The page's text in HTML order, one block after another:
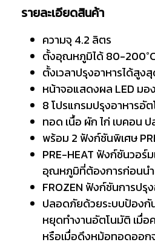
รายละเอียดสินค้า
ความจุ 4.2 ลิตร
ตั้งอุณหภูมิได้ 80-200°C
ตั้งเวลาปรุงอาหารได้สูง
หน้าจอแสดงผล LED มอ
8 โปรแกรมปรุงอาหารอั
ทอด เนื้อ ผัก ไก่ เบคอน
พร้อม 2 ฟังก์ชันพิเศษ
PRE-HEAT ฟังก์ชันวอร์ม
อุณหภูมิที่ต้องการก่อนนำ
FROZEN ฟังก์ชันการปรุ
ปลอดภัยด้วยระบบป้องกั
หยุดทำงานอัตโนมัติ เมื่อ
หรือเมื่อดึงหม้อทอดออก